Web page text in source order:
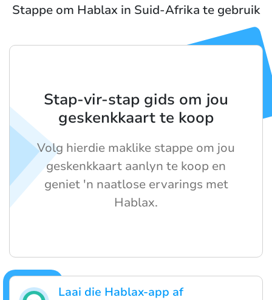
Stappe om Hablax in Suid-Afrika te gebruik
Laai die Hablax-app af
Stap-vir-stap gids om jou
geskenkkaart te koop
Volg hierdie maklike stappe om jou
geskenkkaart aanlyn te koop en
geniet 'n naatlose ervarings met
Hablax.